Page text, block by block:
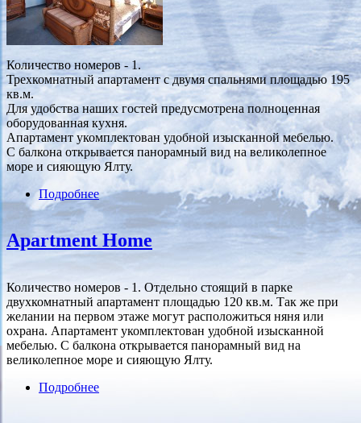
Количество номеров - 1.
Трехкомнатный апартамент с двумя спальнями площадью 195
кв.м.
Для удобства наших гостей предусмотрена полноценная
оборудованная кухня.
Апартамент укомплектован удобной изысканной мебелью.
С балкона открывается панорамный вид на великолепное
море и сияющую Ялту.
Подробнеео Apartment C
Apartment Home
Количество номеров - 1. Отдельно стоящий в парке
двухкомнатный апартамент площадью 120 кв.м. Так же при
желании на первом этаже могут расположиться няня или
охрана. Апартамент укомплектован удобной изысканной
мебелью. С балкона открывается панорамный вид на
великолепное море и сияющую Ялту.
Подробнее